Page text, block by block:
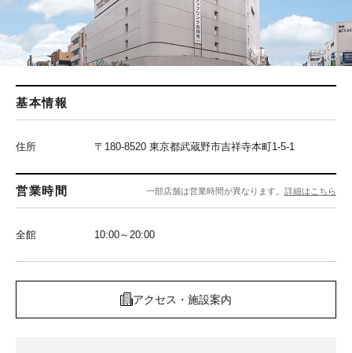
基本情報
住所 〒180-8520 東京都武蔵野市吉祥寺本町1-5-1
営業時間 一部店舗は営業時間が異なります。 詳細はこちら
全館 10:00～20:00
アクセス・施設案内